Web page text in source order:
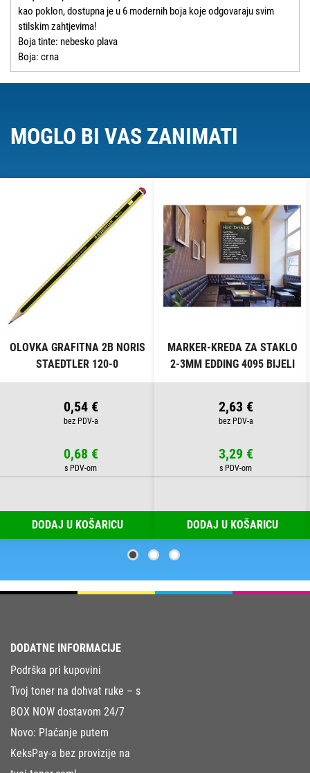
kao poklon, dostupna je u 6 modernih boja koje odgovaraju svim
stilskim zahtjevima!
Boja tinte: nebesko plava
Boja: crna
MOGLO BI VAS ZANIMATI
OLOVKA GRAFITNA 2B NORIS
STAEDTLER 120-0
0,54 €
0,68 €
DODAJ U KOŠARICU
MARKER-KREDA ZA STAKLO
2-3MM EDDING 4095 BIJELI
2,63 €
3,29 €
DODAJ U KOŠARICU
DODATNE INFORMACIJE
Podrška pri kupovini
Tvoj toner na dohvat ruke – s
BOX NOW dostavom 24/7
Novo: Plaćanje putem
KeksPay-a bez provizije na